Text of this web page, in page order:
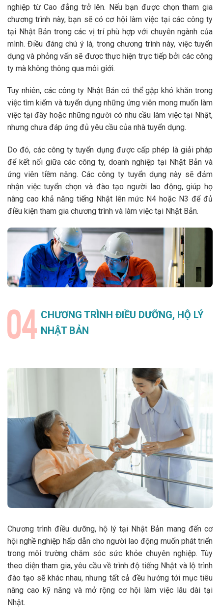
nghiệp từ Cao đẳng trở lên. Nếu bạn được chọn tham gia
chương trình này, bạn sẽ có cơ hội làm việc tại các công ty
tại Nhật Bản trong các vị trí phù hợp với chuyên ngành của
mình. Điều đáng chú ý là, trong chương trình này, việc tuyển
dụng và phỏng vấn sẽ được thực hiện trực tiếp bởi các công
ty mà không thông qua môi giới.
Tuy nhiên, các công ty Nhật Bản có thể gặp khó khăn trong
việc tìm kiếm và tuyển dụng những ứng viên mong muốn làm
việc tại đây hoặc những người có nhu cầu làm việc tại Nhật,
nhưng chưa đáp ứng đủ yêu cầu của nhà tuyển dụng.
Do đó, các công ty tuyển dụng được cấp phép là giải pháp
để kết nối giữa các công ty, doanh nghiệp tại Nhật Bản và
ứng viên tiềm năng. Các công ty tuyển dụng này sẽ đảm
nhận việc tuyển chọn và đào tạo người lao động, giúp họ
nâng cao khả năng tiếng Nhật lên mức N4 hoặc N3 để đủ
điều kiện tham gia chương trình và làm việc tại Nhật Bản.
CHƯƠNG TRÌNH ĐIỀU DƯỠNG, HỘ LÝ
NHẬT BẢN
Chương trình điều dưỡng, hộ lý tại Nhật Bản mang đến cơ
hội nghề nghiệp hấp dẫn cho người lao động muốn phát triển
trong môi trường chăm sóc sức khỏe chuyên nghiệp. Tùy
theo diện tham gia, yêu cầu về trình độ tiếng Nhật và lộ trình
đào tạo sẽ khác nhau, nhưng tất cả đều hướng tới mục tiêu
nâng cao kỹ năng và mở rộng cơ hội làm việc lâu dài tại
Nhật.